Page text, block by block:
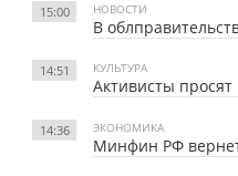
15:00 НОВОСТИ
В
14:51 КУЛЬТУРА
Активисты
14:36 ЭКОНОМИКА
Минфин РФ